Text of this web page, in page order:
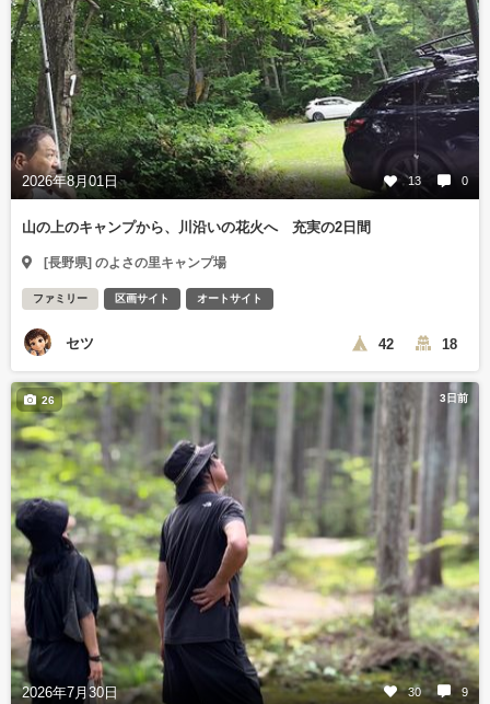
2026年8月01日 13 0
山の上のキャンプから、川沿いの花火へ 充実の2日間
[長野県] のよさの里キャンプ場
ファミリー 区画サイト オートサイト
セツ 42 18
3日前
2026年7月30日 30 9
26